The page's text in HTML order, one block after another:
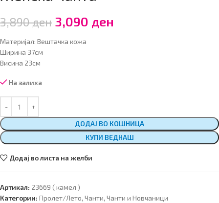
3,890ден 3,090 ден
Материјал: Вештачка кожа
Ширина 37см
Висина 23см
На залиха
ДОДАЈ ВО КОШНИЦА
КУПИ ВЕДНАШ
Додај во листа на желби
Артикал: 23669 ( камел )
Категории: Пролет/Лето, Чанти, Чанти и Новчаници